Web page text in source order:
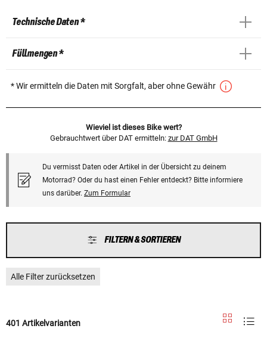
Technische Daten *
Füllmengen *
* Wir ermitteln die Daten mit Sorgfalt, aber ohne Gewähr
Wieviel ist dieses Bike wert?
Gebrauchtwert über DAT ermitteln: zur DAT GmbH
Du vermisst Daten oder Artikel in der Übersicht zu deinem
Motorrad? Oder du hast einen Fehler entdeckt? Bitte informiere
uns darüber. Zum Formular
FILTERN & SORTIEREN
Alle Filter zurücksetzen
401 Artikelvarianten